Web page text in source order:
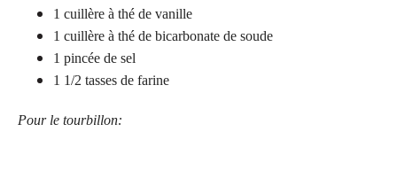
1 cuillère à thé de vanille
1 cuillère à thé de bicarbonate de soude
1 pincée de sel
1 1/2 tasses de farine
Pour le tourbillon: